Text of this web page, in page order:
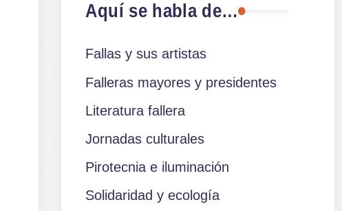
Aquí se habla de…
Fallas y sus artistas
Falleras mayores y presidentes
Literatura fallera
Jornadas culturales
Pirotecnia e iluminación
Solidaridad y ecología